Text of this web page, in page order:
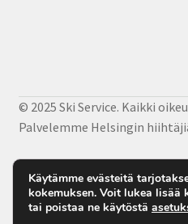
© 2025 Ski Service. Kaikki
Palvelemme Helsingin
Käytämme evästeitä
kokemuksen. Voit lukea lisää
tai poistaa ne käytöstä